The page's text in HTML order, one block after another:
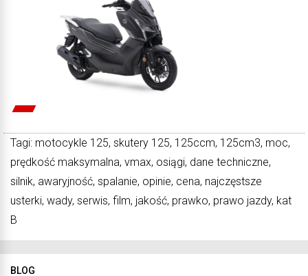
Tagi: motocykle 125, skutery 125, 125ccm, 125cm3, moc,
prędkość maksymalna, vmax, osiągi, dane techniczne,
silnik, awaryjność, spalanie, opinie, cena, najczęstsze
usterki, wady, serwis, film, jakość, prawko, prawo jazdy, kat
B
BLOG